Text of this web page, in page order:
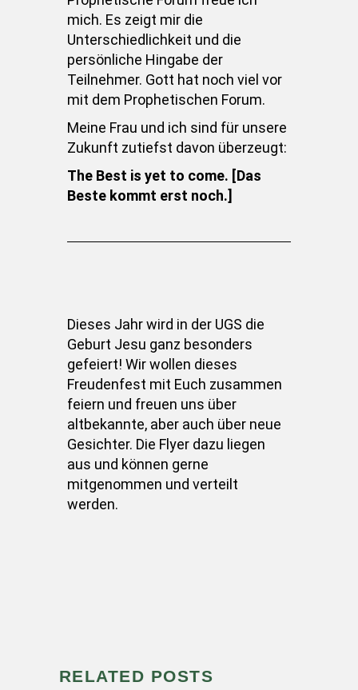
mich. Es zeigt mir die
Unterschiedlichkeit und die
persönliche Hingabe der
Teilnehmer. Gott hat noch viel vor
mit dem Prophetischen Forum.
Meine Frau und ich sind für unsere
Zukunft zutiefst davon überzeugt:
The Best is yet to come. [Das
Beste kommt erst noch.]
Dieses Jahr wird in der UGS die
Geburt Jesu ganz besonders
gefeiert! Wir wollen dieses
Freudenfest mit Euch zusammen
feiern und freuen uns über
altbekannte, aber auch über neue
Gesichter. Die Flyer dazu liegen
aus und können gerne
mitgenommen und verteilt
werden.
RELATED POSTS